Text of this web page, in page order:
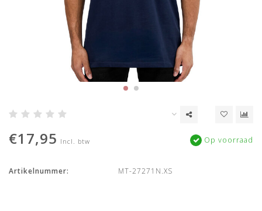
€17,95 Incl. btw Op voorraad
Artikelnummer: MT-27271N.XS